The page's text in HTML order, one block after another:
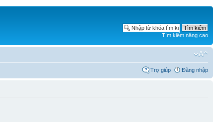
Tìm kiếm nâng cao
Trợ giúp Đăng nhập